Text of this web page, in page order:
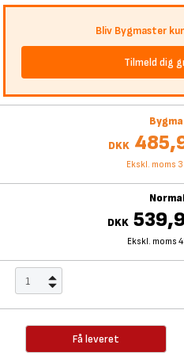
Bliv Bygmaster
Tilmeld dig
DKK
Ekskl. moms
DKK
Ekskl. moms
Få leveret